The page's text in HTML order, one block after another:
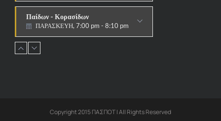
Παίδων - Κορασίδων
ΠΑΡΑΣΚΕΥΗ, 7:00 pm - 8:10 pm
Εφήβων - Νεανίδων
ΑΓΩΝΙΣΤΙΚΟCopyright 2015 ΠΑΣΠΟΤ | All Rights Reserved